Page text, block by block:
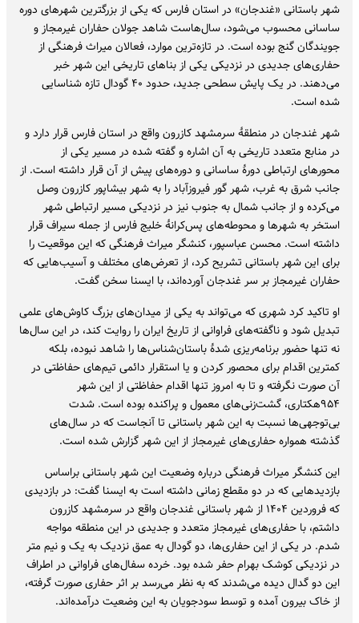
شهر باستانی «غندجان» در استان فارس که یکی از بزرگترین شهرهای دوره
ساسانی محسوب می‌شود، سال‌هاست شاهد جولان حفاران غیرمجاز و
جویندگان گنج بوده است. در تازه‌ترین موارد، فعالان میراث‌ فرهنگی از
حفاری‌های جدیدی در نزدیکی یکی از بناهای تاریخی این شهر خبر
می‌دهند. در یک پایش سطحی جدید، حدود ۴۰ گودال تازه شناسایی
شده است.
شهر غندجان در منطقۀ سرمشهد کازرون واقع در استان فارس قرار دارد و
در منابع متعدد تاریخی به آن اشاره و گفته شده در مسیر یکی از
محورهای ارتباطی دورۀ ساسانی و دوره‌های پیش از آن قرار داشته است. از
جانب شرق به غرب، شهر گور فیروزآباد را به شهر بیشاپور کازرون وصل
می‌کرده و از جانب شمال به جنوب نیز در نزدیکی مسیر ارتباطی شهر
استخر به شهرها و محوطه‌های پس‌کرانۀ خلیج فارس از جمله سیراف قرار
داشته است. محسن عباسپور، کنشگر میراث‌ فرهنگی که این موقعیت را
برای این شهر باستانی تشریح کرد، از تعرض‌های مختلف و آسیب‌هایی که
حفاران غیرمجاز بر سر غندجان آورده‌اند، با ایسنا سخن گفت.
او تاکید کرد شهری که می‌تواند به یکی از میدان‌های بزرگ کاوش‌های علمی
تبدیل شود و ناگفته‌های فراوانی از تاریخ ایران را روایت کند، در این سال‌ها
نه تنها حضور برنامه‌ریزی شدۀ باستان‌شناس‌ها را شاهد نبوده، بلکه
کمترین اقدام برای محصور کردن و یا استقرار دائمی تیم‌های حفاظتی در
آن صورت نگرفته و تا به امروز تنها اقدام حفاظتی از این شهر
۹۵۴هکتاری، گشت‌زنی‌های معمول و پراکنده بوده است. شدت
بی‌توجهی‌ها نسبت به این شهر باستانی تا آنجاست که در سال‌های
گذشته همواره حفاری‌های غیرمجاز از این شهر گزارش شده است.
این کنشگر میراث فرهنگی درباره وضعیت این شهر باستانی براساس
بازدیدهایی که در دو مقطع زمانی داشته است به ایسنا گفت: در بازدیدی
که فروردین ۱۴۰۴ از شهر باستانی غندجان واقع در سرمشهد کازرون
داشتم، با حفاری‌های غیرمجاز متعدد و جدیدی در این منطقه مواجه
شدم. در یکی از این حفاری‌ها، دو گودال به عمق نزدیک به یک و نیم متر
در نزدیکی کوشک بهرام حفر شده بود. خرده سفال‌های فراوانی در اطراف
این دو گدال دیده می‌شدند که به نظر می‌رسد بر اثر حفاری صورت گرفته،
از خاک بیرون آمده و توسط سودجویان به این وضعیت درآمده‌اند.